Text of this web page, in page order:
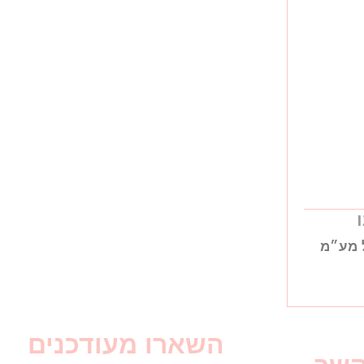
מע״מ
השארו מעודכנים